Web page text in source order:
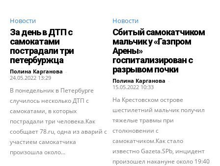
Новости
За день в ДТП с
самокатами
пострадали три
петербуржца
Полина Карганова -
24.05.2022 13:29
В понедельник в Петербурге
случилось несколько ДТП с
самокатами, в которых
пострадали три человека.Как
сообщает 78.ru, одна из аварий с
участием самокатчика
произошла около...
Новости
Сбитый самокатчиком
мальчик у «Газпром
Арены»
госпитализирован с
разрывом почки
Полина Карганова -
15.05.2022 10:33
На Крестовском острове
шестилетний мальчик получил
тяжелые травмы при
столкновении с
самокатчиком.Как стало
известно Gazeta.SPb, инцидент
произошел накануне около 19:40